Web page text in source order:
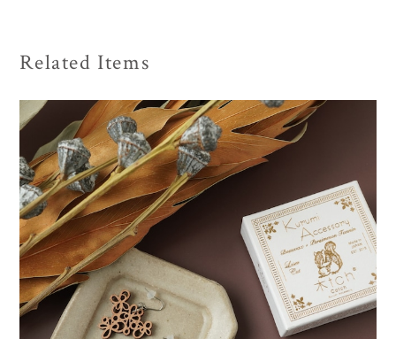
Related Items